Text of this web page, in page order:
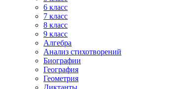
6 класс
7 класс
8 класс
9 класс
Алгебра
Анализ стихотворений
Биографии
География
Геометрия
Диктанты